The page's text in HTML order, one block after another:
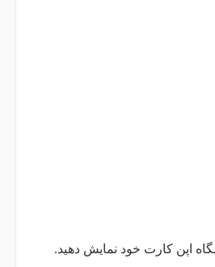
اپن کارت خود نمایش دهید.